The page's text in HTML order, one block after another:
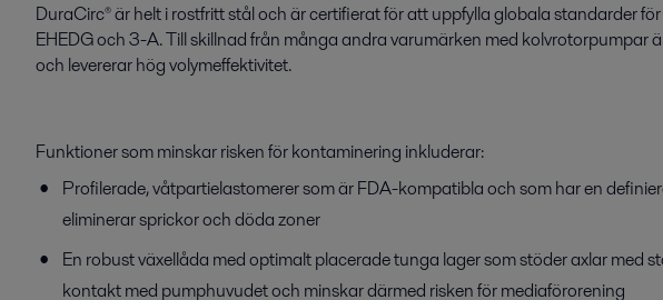
DuraCirc® är helt i rostfritt stål och är certifierat för att uppfylla globala standarder
EHEDG och 3-A. Till skillnad från många andra varumärken med kolvrotorpumpar
och levererar hög volymeffektivitet.
Funktioner som minskar risken för kontaminering inkluderar:
Profilerade, våtpartielastomerer som är FDA-kompatibla och som har en
eliminerar sprickor och döda zoner
En robust växellåda med optimalt placerade tunga lager som stöder axlar med
kontakt med pumphuvudet och minskar därmed risken för mediaförorening